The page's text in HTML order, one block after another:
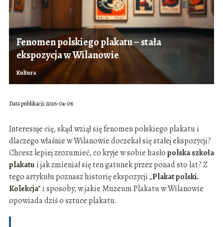
Fenomen polskiego plakatu – stała
ekspozycja w Wilanowie
Kultura
Data publikacji: 2026-04-06
Interesuje cię, skąd wziął się fenomen polskiego plakatu i
dlaczego właśnie w Wilanowie doczekał się stałej ekspozycji?
Chcesz lepiej zrozumieć, co kryje w sobie hasłopolska szkoła
plakatui jak zmieniał się ten gatunek przez ponad sto lat? Z
tego artykułu poznasz historię ekspozycji „Plakat polski.
Kolekcja” i sposoby, w jakie Muzeum Plakatu w Wilanowie
opowiada dziś o sztuce plakatu.